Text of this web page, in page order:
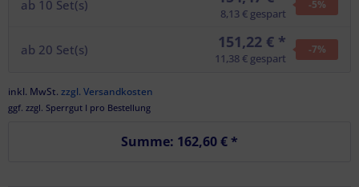
ab 10 Set(s)
8,13 € gespart
-5%
ab 20 Set(s) 151,22 € *
11,38 € gespart
-7%
inkl. MwSt. zzgl. Versandkosten
ggf. zzgl. Sperrgut I pro Bestellung
Summe: 162,60 €*